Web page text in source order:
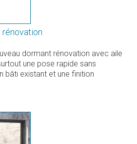
rénovation
dormant rénovation avec aile
une pose rapide sans
bâti existant et une finition